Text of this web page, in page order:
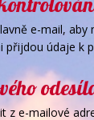
e-mail,
údaje k
z e-mailové